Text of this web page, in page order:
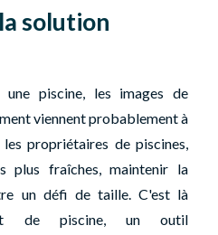
la solution
une piscine, les images de
viennent probablement à
propriétaires de piscines,
plus fraîches, maintenir la
un défi de taille. C'est là
de piscine, un outil